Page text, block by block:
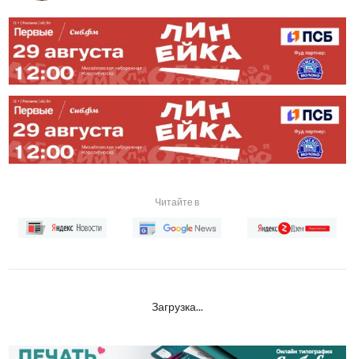
Читайте в
Загрузка...